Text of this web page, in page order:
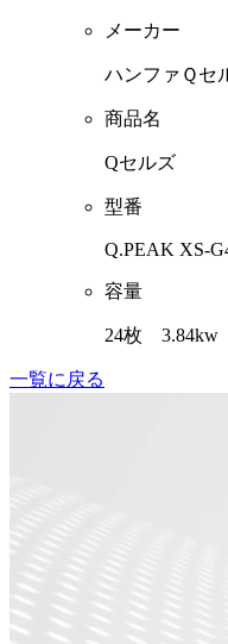
メーカー
ハンファＱセ
商品名
Qセルズ
型番
Q.PEAK XS-
容量
24枚 3.84kw
一覧に戻る